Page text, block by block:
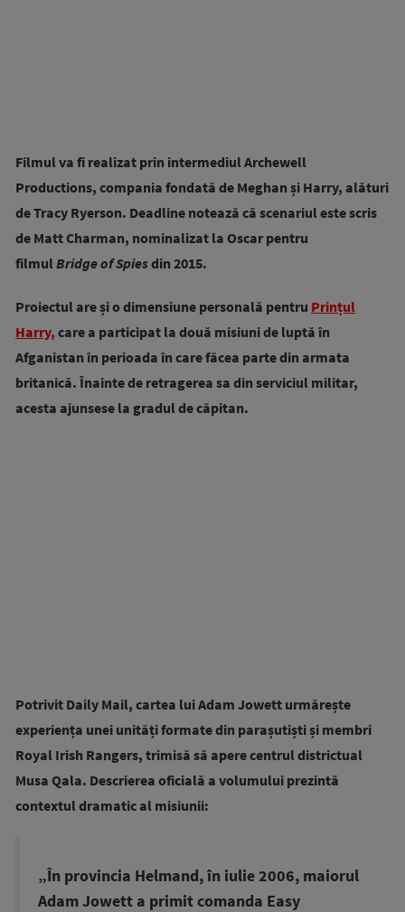
Filmul va fi realizat prin intermediul Archewell
Productions, compania fondată de Meghan și Harry, alături
de Tracy Ryerson. Deadline notează că scenariul este scris
de Matt Charman, nominalizat la Oscar pentru
filmul Bridge of Spiesdin 2015.
Proiectul are și o dimensiune personală pentru Prințul
Harry, care a participat la două misiuni de luptă în
Afganistan în perioada în care făcea parte din armata
britanică. Înainte de retragerea sa din serviciul militar,
acesta ajunsese la gradul de căpitan.
Potrivit Daily Mail, cartea lui Adam Jowett urmărește
experiența unei unități formate din parașutiști și membri
Royal Irish Rangers, trimisă să apere centrul districtual
Musa Qala. Descrierea oficială a volumului prezintă
contextul dramatic al misiunii:
„În provincia Helmand, în iulie 2006, maiorul
Adam Jowett a primit comanda Easy